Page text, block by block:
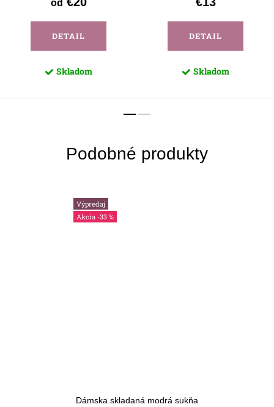
od
DETAIL
Skladom
DETAIL
Skladom
Výpredaj
-33 %
Dámska skladaná modrá sukňa